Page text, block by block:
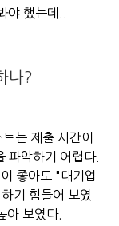
야 했는데..
나?
는 제출 시간이
파악하기 어렵다.
좋아도 "대기업
기 힘들어 보였
아 보였다.